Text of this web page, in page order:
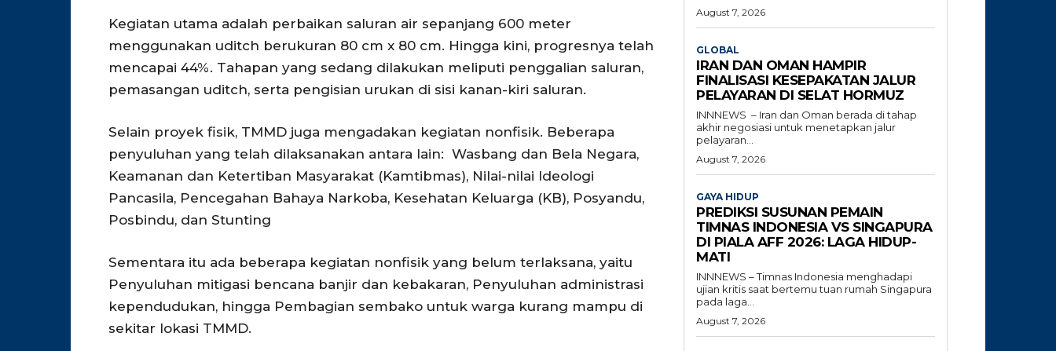
Kegiatan utama adalah perbaikan saluran air sepanjang 600 meter
menggunakan uditch berukuran 80 cm x 80 cm. Hingga kini, progresnya telah
mencapai 44%. Tahapan yang sedang dilakukan meliputi penggalian saluran,
pemasangan uditch, serta pengisian urukan di sisi kanan-kiri saluran.
Selain proyek fisik, TMMD juga mengadakan kegiatan nonfisik. Beberapa
penyuluhan yang telah dilaksanakan antara lain: Wasbang dan Bela Negara,
Keamanan dan Ketertiban Masyarakat (Kamtibmas), Nilai-nilai Ideologi
Pancasila, Pencegahan Bahaya Narkoba, Kesehatan Keluarga (KB), Posyandu,
Posbindu, dan Stunting
Sementara itu ada beberapa kegiatan nonfisik yang belum terlaksana, yaitu
Penyuluhan mitigasi bencana banjir dan kebakaran, Penyuluhan administrasi
kependudukan, hingga Pembagian sembako untuk warga kurang mampu di
sekitar lokasi TMMD.
August 7, 2026
GLOBAL
IRAN DAN OMAN HAMPIR
FINALISASI KESEPAKATAN JALUR
PELAYARAN DI SELAT HORMUZ
INNNEWS – Iran dan Oman berada di tahap
akhir negosiasi untuk menetapkan jalur
pelayaran...
August 7, 2026
GAYA HIDUP
PREDIKSI SUSUNAN PEMAIN
TIMNAS INDONESIA VS SINGAPURA
DI PIALA AFF 2026: LAGA HIDUP-
MATI
INNNEWS – Timnas Indonesia menghadapi
ujian kritis saat bertemu tuan rumah Singapura
pada laga...
August 7, 2026